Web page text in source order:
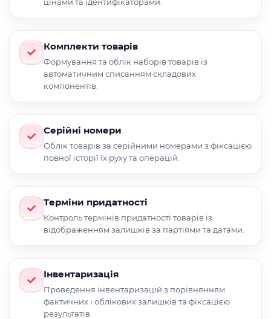
Комплекти товарів
Формування та облік наборів товарів із
автоматичним списанням складових
компонентів.
Серійні номери
Облік товарів за серійними номерами з фіксацією
повної історії їх руху та операцій.
Терміни придатності
Контроль термінів придатності товарів із
відображенням залишків за партіями та датами.
Інвентаризація
Проведення інвентаризацій з порівнянням
фактичних і облікових залишків та фіксацією
результатів.